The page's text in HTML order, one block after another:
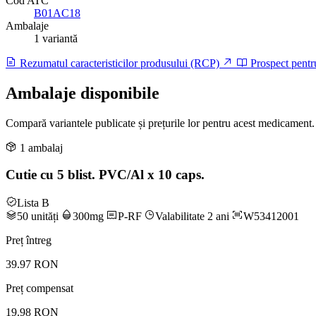
B01AC18
Ambalaje
1 variantă
Rezumatul caracteristicilor produsului (RCP) Prospect
Ambalaje disponibile
Compară variantele publicate și prețurile lor pentru acest medicament.
1 ambalaj
Cutie cu 5 blist. PVC/Al x 10 caps.
Lista B
50 unități
300mg P-RF Valabilitate 2 ani
W53412001
Preț întreg
39.97 RON
Preț compensat
19.98 RON